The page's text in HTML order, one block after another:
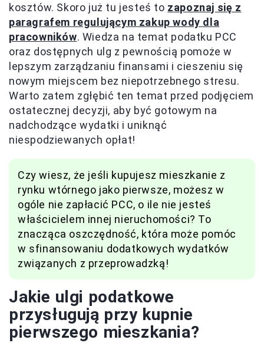
kosztów. Skoro już tu jesteś to zapoznaj się z
paragrafem regulującym zakup wody dla
pracowników. Wiedza na temat podatku PCC
oraz dostępnych ulg z pewnością pomoże w
lepszym zarządzaniu finansami i cieszeniu się
nowym miejscem bez niepotrzebnego stresu.
Warto zatem zgłębić ten temat przed podjęciem
ostatecznej decyzji, aby być gotowym na
nadchodzące wydatki i uniknąć
niespodziewanych opłat!
Czy wiesz, że jeśli kupujesz mieszkanie z
rynku wtórnego jako pierwsze, możesz w
ogóle nie zapłacić PCC, o ile nie jesteś
właścicielem innej nieruchomości? To
znacząca oszczędność, która może pomóc
w sfinansowaniu dodatkowych wydatków
związanych z przeprowadzką!
Jakie ulgi podatkowe
przysługują przy kupnie
pierwszego mieszkania?